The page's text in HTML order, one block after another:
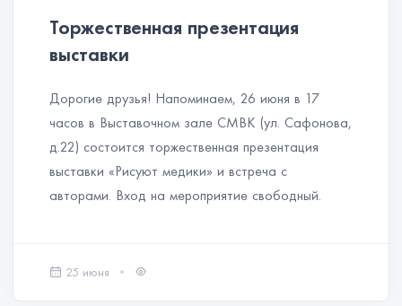
Торжественная презентация
выставки
Дорогие друзья! Напоминаем, 26 июня в 17
часов в Выставочном зале СМВК (ул. Сафонова,
д.22) состоится торжественная презентация
выставки «Рисуют медики» и встреча с
авторами. Вход на мероприятие свободный.
25 июня